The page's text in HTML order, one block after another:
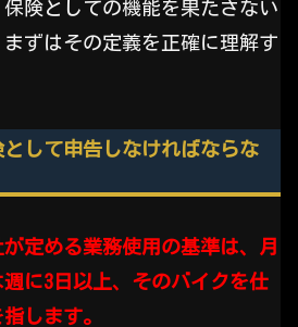
険としての機能を果たさない
ずはその定義を正確に理解す
して申告しなければならな
定める業務使用の基準は、月
に3日以上、そのバイクを仕
します。